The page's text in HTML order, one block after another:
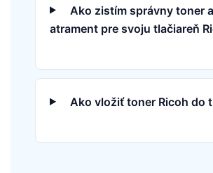
Ako zistím správny toner
atrament pre svoju tlačiareň
Ako vložiť toner Ricoh do